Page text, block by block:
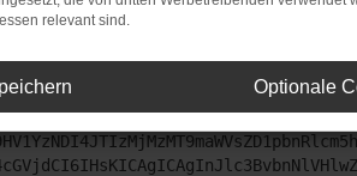
hast, kontaktiere uns bitte. Wir
relevant sind.
Optionale